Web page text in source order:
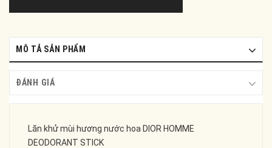
MÔ TẢ SẢN PHẨM
ĐÁNH GIÁ
Lăn khử mùi hương nước hoa DIOR HOMME
DEODORANT STICK